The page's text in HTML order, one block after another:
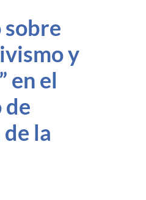
sobre
y
en el
la